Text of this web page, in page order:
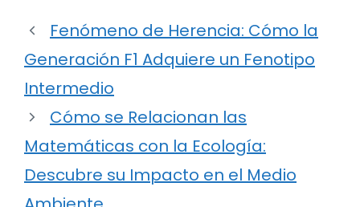
Fenómeno de Herencia: Cómo la
Generación F1 Adquiere un Fenotipo
Intermedio
Cómo se Relacionan las
Matemáticas con la Ecología:
Descubre su Impacto en el Medio